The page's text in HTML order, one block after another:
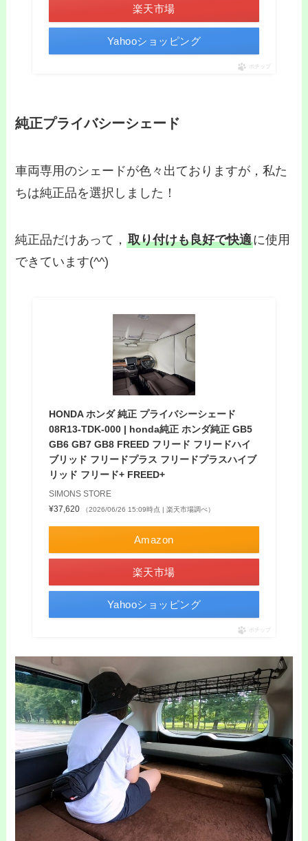
楽天市場
Yahooショッピング
ポチップ
純正プライバシーシェード
車両専用のシェードが色々出ておりますが，私た
ちは純正品を選択しました！
純正品だけあって，取り付けも良好で快適に使用
できています(^^)
HONDA ホンダ 純正 プライバシーシェード
08R13-TDK-000 | honda純正 ホンダ純正 GB5
GB6 GB7 GB8 FREED フリード フリードハイ
ブリッド フリードプラス フリードプラスハイブ
リッド フリード+ FREED+
SIMONS STORE
¥37,620
（2026/06/26 15:09時点 | 楽天市場調べ）
Amazon
楽天市場
Yahooショッピング
ポチップ